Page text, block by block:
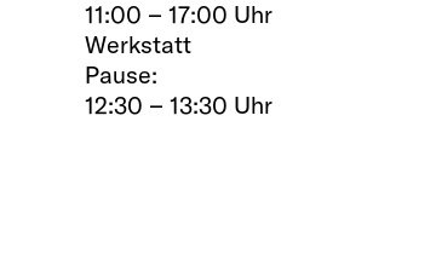
11:00 – 17:00 Uhr
Werkstatt
Pause:
12:30 – 13:30 Uhr